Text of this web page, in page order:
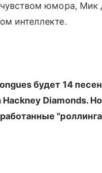
юмора, Мик
интеллекте.
будет 14
Diamonds. Но